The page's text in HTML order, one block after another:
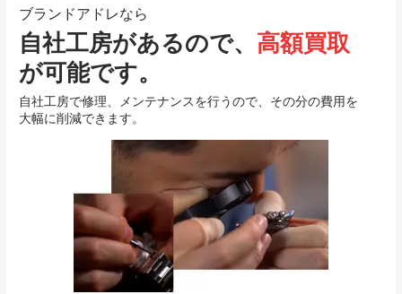
ブランドアドレなら
自社工房があるので、 高額買取
が可能です。
自社工房で修理、メンテナンスを行うので、その分の費用を
大幅に削減できます。